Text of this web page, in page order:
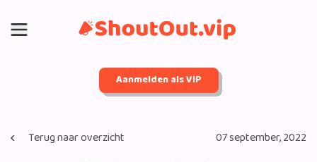
Aanmelden als VIP
Terug naar overzicht
07 september, 2022